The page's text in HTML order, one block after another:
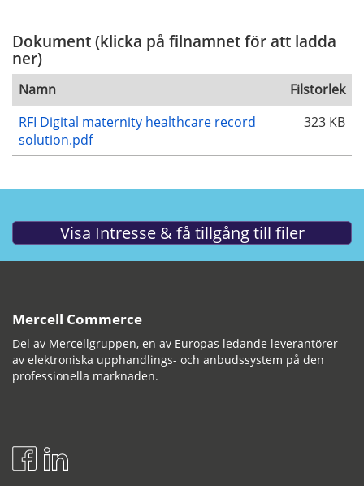
Dokument (klicka på filnamnet för att ladda
ner)
Namn
Filstorlek
RFI Digital maternity healthcare record
solution.pdf
323 KB
Mercell Commerce
Del av Mercellgruppen, en av Europas ledande leverantörer
av elektroniska upphandlings- och anbudssystem på den
professionella marknaden.